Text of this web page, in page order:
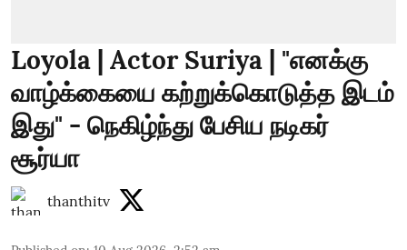
Loyola | Actor Suriya | "எனக்கு
வாழ்க்கையை கற்றுக்கொடுத்த இடம்
இது" - நெகிழ்ந்து பேசிய நடிகர்
சூர்யா
thanthitv